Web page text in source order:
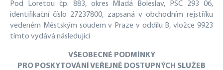
Pod Loretou čp. 883, okres Mladá Boleslav, PSČ 293 06,
identifikační číslo 27237800, zapsaná v obchodním rejstříku
vedeném Městským soudem v Praze v oddílu B, vložce 9923
tímto vydává následující
VŠEOBECNÉ PODMÍNKY
PRO POSKYTOVÁNÍ VEŘEJNĚ DOSTUPNÝCH SLUŽEB